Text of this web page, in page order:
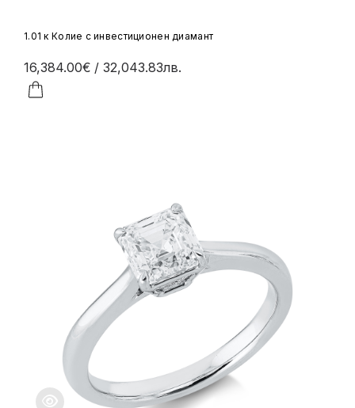
1.01 к Колие с инвестиционен диамант
16,384.00€ / 32,043.83лв.